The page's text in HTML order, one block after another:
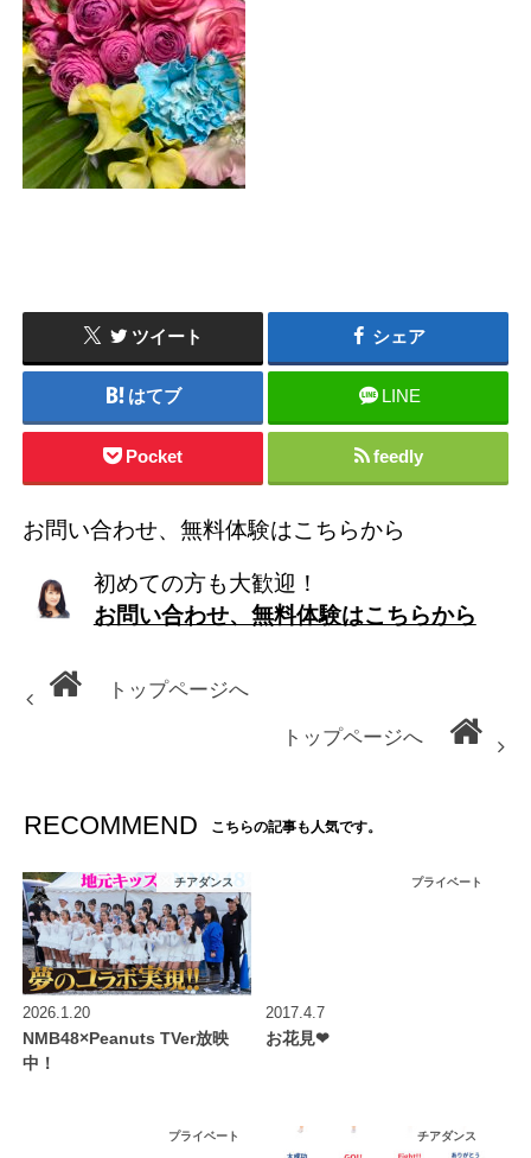
ツイート シェア
はてブ LINE
Pocket feedly
お問い合わせ、無料体験はこちらから
初めての方も大歓迎！
お問い合わせ、無料体験はこちらから
トップページへ
トップページへ
RECOMMEND こちらの記事も人気です。
チアダンス
2026.1.20
NMB48×Peanuts TVer放映
中！
プライベート
2017.4.7
お花見❤︎
プライベート チアダンス